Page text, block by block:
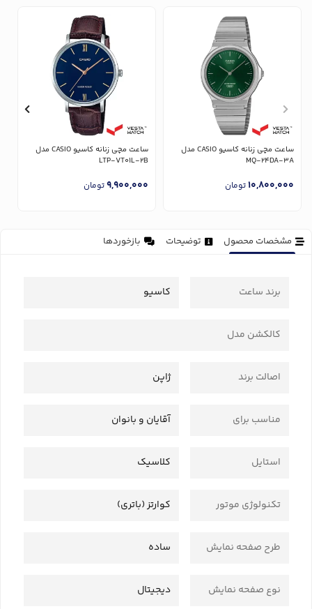
ساعت مچی زنانه کاسیو CASIO مدل
MQ-24DA-3A
10,800,000تومان
ساعت مچی زنانه کاسیو CASIO مدل
LTP-VT01L-2B
9,900,000تومان
مشخصات محصول توضیحات بازخوردها
برند ساعت کاسیو
کالکشن مدل
اصالت برند ژاپن
مناسب برای آقایان و بانوان
استایل کلاسیک
تکنولوژی موتور کوارتز (باتری)
طرح صفحه نمایش ساده
نوع صفحه نمایش دیجیتال